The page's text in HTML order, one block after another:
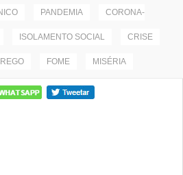
PANDEMIA CORONA-
ISOLAMENTO SOCIAL CRISE
FOME MISÉRIA